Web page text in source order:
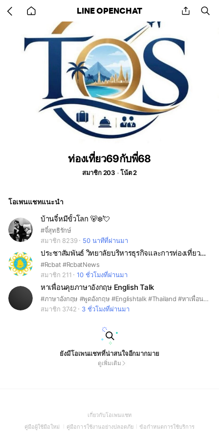
back
home
LINE OPENCHAT share
ท่องเที่ยว69กับพี่68
สมาชิก 203 โน้ต 2
โอเพนแชทแนะนำ
บ้านจี๋หมีขั้วโลก 🐻‍❄️💘
#จี๋สุทธิรักษ์
สมาชิก 8239
50 นาทีที่ผ่านมา
ประชาสัมพันธ์ วิทยาลัยบริหารธุรกิจและการท่องเที่ยวนครราชสีมา
#Rcbat #RcbatNews
สมาชิก 211
10 ชั่วโมงที่ผ่านมา
หาเพื่อนคุยภาษาอังกฤษ English Talk
#ภาษาอังกฤษ #พูดอังกฤษ #Englishtalk #Thailand #หาเพื่อนคุย #ฝึกภาษา #nocost #notpey #Free #Communication #medical #travel #Bangkok #park #restaurant #pharmacy #police #Rent #passport #office #toure
สมาชิก 3742
3 ชั่วโมงที่ผ่านมา
ยังมีโอเพนแชทที่น่าสนใจอีกมากมาย
ดูเพิ่มเติม
เกี่ยวกับโอเพนแชท(Open
in
คู่มือผู้ใช้มือใหม่
(Open
คู่มือการใช้งานอย่างปลอดภัย(Open
ข้อกำหนดการใช้บริการ(Open